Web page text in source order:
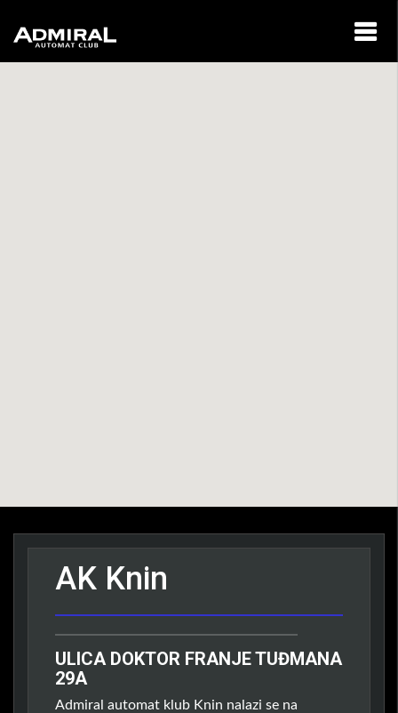
AK Knin
ULICA DOKTOR FRANJE TUĐMANA
29A
Admiral automat klub Knin nalazi se na